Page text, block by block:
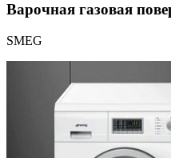
Варочная газовая
SMEG